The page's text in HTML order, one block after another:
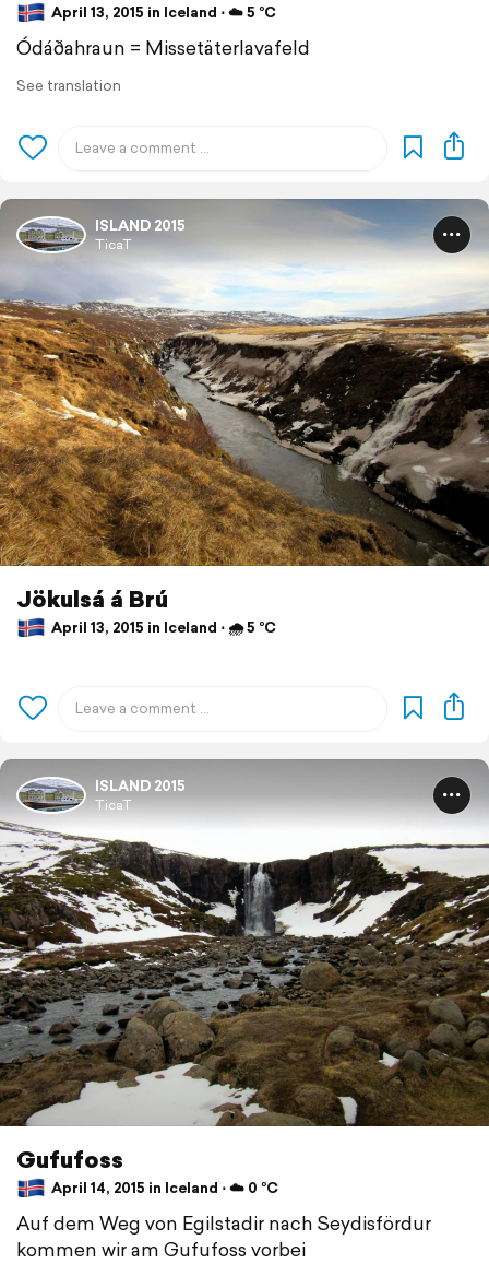
April 13, 2015 in Iceland ⋅ ☁️ 5 °C
Ódáðahraun = Missetäterlavafeld
See translation
ISLAND 2015
TicaT
Jökulsá á Brú
April 13, 2015 in Iceland ⋅ 🌧 5 °C
ISLAND 2015
TicaT
Gufufoss
April 14, 2015 in Iceland ⋅ ☁️ 0 °C
Auf dem Weg von Egilstadir nach Seydisfördur
kommen wir am Gufufoss vorbei